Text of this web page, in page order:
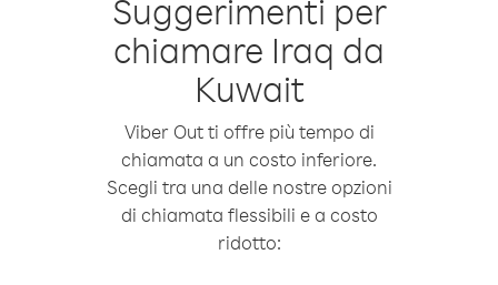
Suggerimenti per
chiamare Iraq da
Kuwait
Viber Out ti offre più tempo di
chiamata a un costo inferiore.
Scegli tra una delle nostre opzioni
di chiamata flessibili e a costo
ridotto: